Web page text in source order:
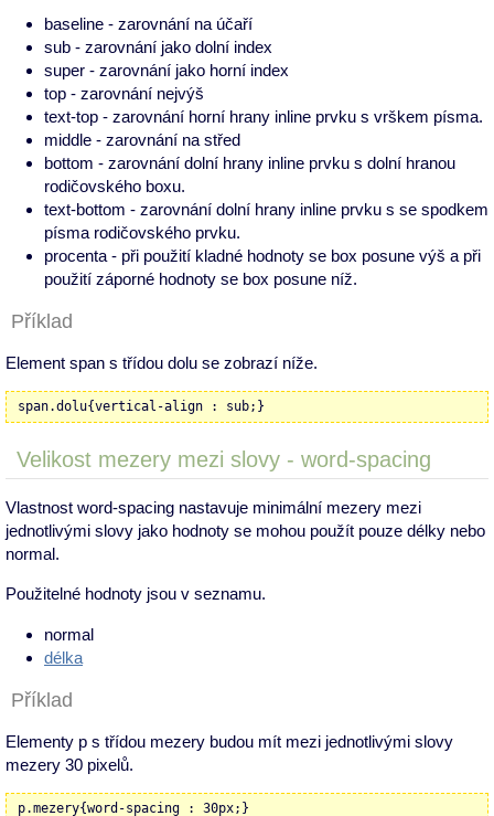
baseline - zarovnání na účaří
sub - zarovnání jako dolní index
super - zarovnání jako horní index
top - zarovnání nejvýš
text-top - zarovnání horní hrany inline prvku s vrškem písma.
middle - zarovnání na střed
bottom - zarovnání dolní hrany inline prvku s dolní hranou
rodičovského boxu.
text-bottom - zarovnání dolní hrany inline prvku s se spodkem
písma rodičovského prvku.
procenta - při použití kladné hodnoty se box posune výš a při
použití záporné hodnoty se box posune níž.
Příklad
Element span s třídou dolu se zobrazí níže.
span.dolu{vertical-align : sub;}
Velikost mezery mezi slovy - word-spacing
Vlastnost word-spacing nastavuje minimální mezery mezi
jednotlivými slovy jako hodnoty se mohou použít pouze délky nebo
normal.
Použitelné hodnoty jsou v seznamu.
normal
délka
Příklad
Elementy p s třídou mezery budou mít mezi jednotlivými slovy
mezery 30 pixelů.
p.mezery{word-spacing : 30px;}